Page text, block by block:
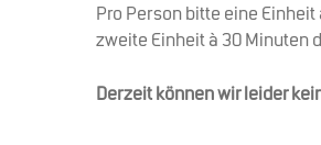
Pro Person bitte eine
zweite Einheit à 30 Minuten
Derzeit können wir leider